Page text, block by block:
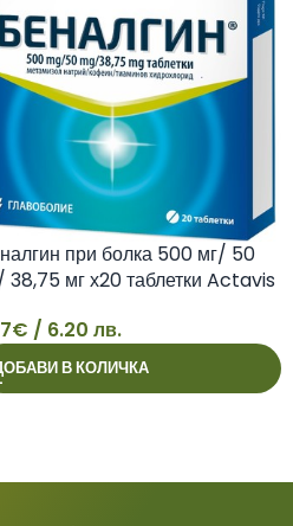
при болка 500 мг/ 50
38,75 мг х20 таблетки Actavis
€ / 6.20 лв.
В КОЛИЧКА